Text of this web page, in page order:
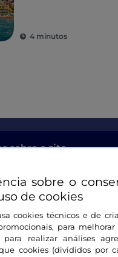
4 minutos
sobre o site
em contacto
sobre o
de cookies
cookies técnicos e de
para melhorar
realizar análises
cookies (divididos por